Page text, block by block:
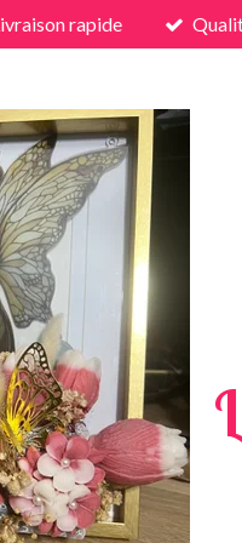
rapide